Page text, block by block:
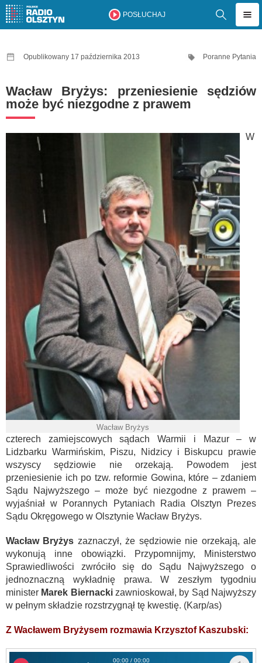
POSŁUCHAJ
Opublikowany 17 października 2013 Poranne Pytania
Wacław Bryżys: przeniesienie sędziów
może być niezgodne z prawem
Wacław Bryżys
W
czterech zamiejscowych sądach Warmii i Mazur – w
Lidzbarku Warmińskim, Piszu, Nidzicy i Biskupcu prawie
wszyscy sędziowie nie orzekają. Powodem jest
przeniesienie ich po tzw. reformie Gowina, które – zdaniem
Sądu Najwyższego – może być niezgodne z prawem –
wyjaśniał w Porannych Pytaniach Radia Olsztyn Prezes
Sądu Okręgowego w Olsztynie Wacław Bryżys.
Wacław Bryżys zaznaczył, że sędziowie nie orzekają, ale
wykonują inne obowiązki. Przypomnijmy, Ministerstwo
Sprawiedliwości zwróciło się do Sądu Najwyższego o
jednoznaczną wykładnię prawa. W zeszłym tygodniu
minister Marek Biernackizawnioskował, by Sąd Najwyższy
w pełnym składzie rozstrzygnął tę kwestię. (Karp/as)
Z Wacławem Bryżysem rozmawia Krzysztof Kaszubski:
00:00 / 00:00